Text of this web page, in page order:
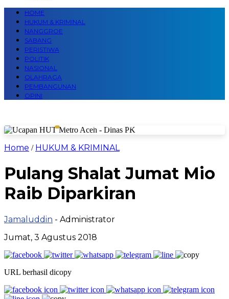
HOME
HUKUM & KRIMINAL
NANGGROE
SABANG
PERISTIWA
POLITIK
NASIONAL
OLAHRAGA
PEMBANGUNAN
OPINI
Home / HUKUM & KRIMINAL
Pulang Shalat Jumat Mio
Raib Diparkiran
Jamaluddin - Administrator
Jumat, 3 Agustus 2018
URL berhasil dicopy